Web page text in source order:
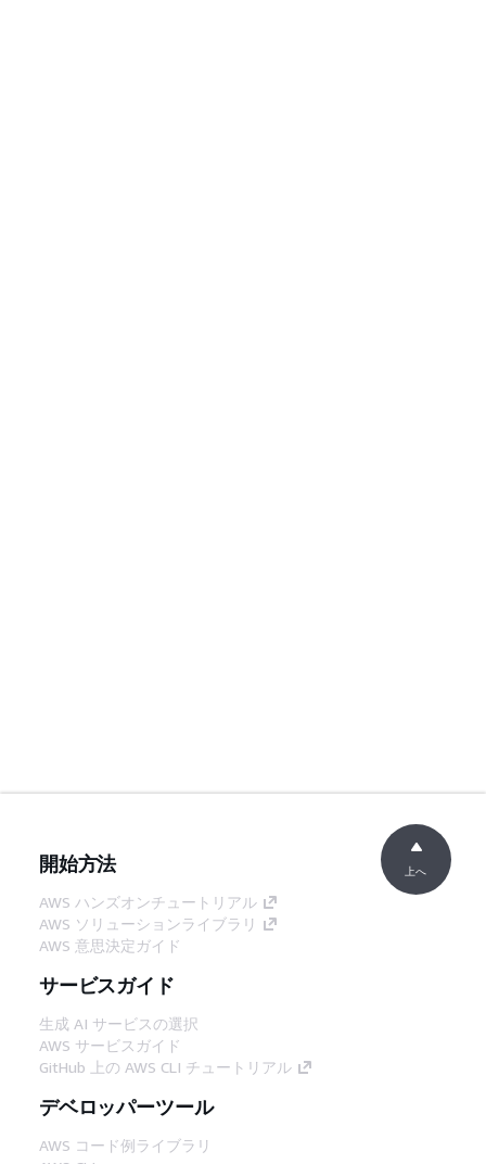
開始方法
AWS ハンズオンチュートリアル
AWS ソリューションライブラリ
AWS 意思決定ガイド
サービスガイド
生成 AI サービスの選択
AWS サービスガイド
GitHub 上の AWS CLI チュートリアル
デベロッパーツール
AWS コード例ライブラリ
上へ